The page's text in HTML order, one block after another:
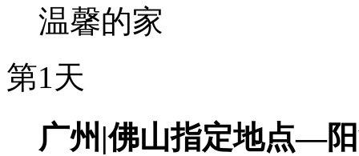
温馨的家
第1天
广州|佛山指定地点—